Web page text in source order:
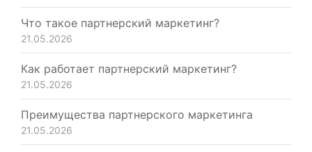
Что такое партнерский маркетинг?
21.05.2026
Как работает партнерский маркетинг?
21.05.2026
Преимущества партнерского маркетинга
21.05.2026